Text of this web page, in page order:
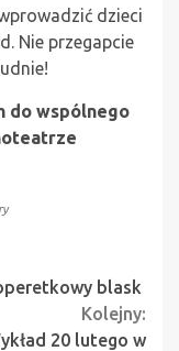
dzieci
Nie przegapcie
do wspólnego
blask
Kolejny:
20 lutego w